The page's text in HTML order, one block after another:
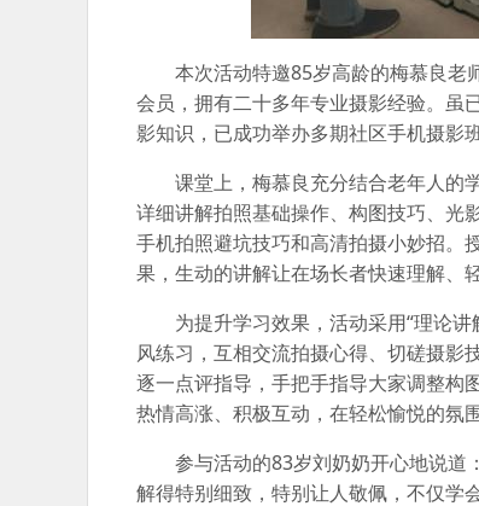
本次活动特邀85岁高龄的梅慕良老
会员，拥有二十多年专业摄影经验。虽
影知识，已成功举办多期社区手机摄影
课堂上，梅慕良充分结合老年人的
详细讲解拍照基础操作、构图技巧、光
手机拍照避坑技巧和高清拍摄小妙招。
果，生动的讲解让在场长者快速理解、轻
为提升学习效果，活动采用“理论
风练习，互相交流拍摄心得、切磋摄影
逐一点评指导，手把手指导大家调整构
热情高涨、积极互动，在轻松愉悦的氛
参与活动的83岁刘奶奶开心地说道
解得特别细致，特别让人敬佩，不仅学